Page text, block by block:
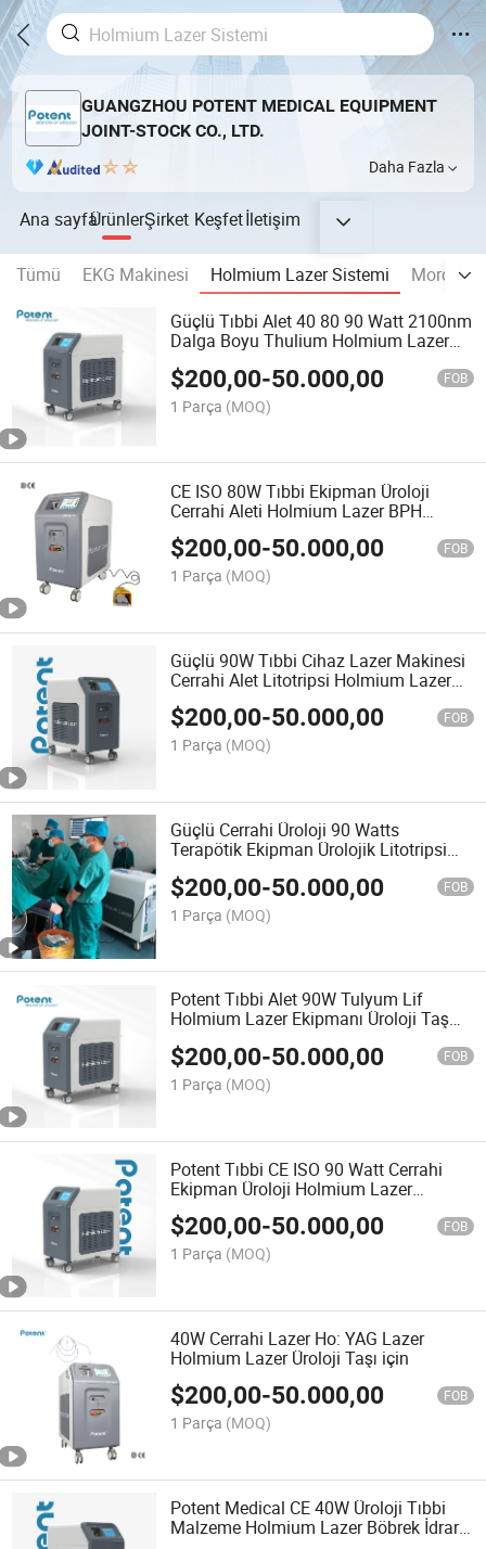
GUANGZHOU POTENT MEDICAL EQUIPMENT
JOINT-STOCK CO., LTD.
Daha Fazla
Ana sayfaÜrünlerŞirket Keşfetİletişim
Tümü EKG Makinesi Holmium Lazer Sistemi
Güçlü Tıbbi Alet 40 80 90 Watt 2100nm
Dalga Boyu Thulium Holmium Lazer
Tedavisi için
$200,00-50.000,00 FOB
1 Parça (MOQ)
CE ISO 80W Tıbbi Ekipman Üroloji
Cerrahi Aleti Holmium Lazer BPH
Prostat Üroloji Mesane Taşları için
$200,00-50.000,00 FOB
1 Parça (MOQ)
Güçlü 90W Tıbbi Cihaz Lazer Makinesi
Cerrahi Alet Litotripsi Holmium Lazer
Holep Üroloji Taşı
$200,00-50.000,00 FOB
1 Parça (MOQ)
Güçlü Cerrahi Üroloji 90 Watts
Terapötik Ekipman Ürolojik Litotripsi
Ekipman
$200,00-50.000,00 FOB
1 Parça (MOQ)
Potent Tıbbi Alet 90W Tulyum Lif
Holmium Lazer Ekipmanı Üroloji Taş
Tedavisi ve BPH Kesim Prostatı için
$200,00-50.000,00 FOB
1 Parça (MOQ)
Potent Tıbbi CE ISO 90 Watt Cerrahi
Ekipman Üroloji Holmium Lazer
Litotripsi Tümör Resepsiyonu Holep
Bph
$200,00-50.000,00 FOB
1 Parça (MOQ)
40W Cerrahi Lazer Ho: YAG Lazer
Holmium Lazer Üroloji Taşı için
$200,00-50.000,00 FOB
1 Parça (MOQ)
Potent Medical CE 40W Üroloji Tıbbi
Malzeme Holmium Lazer Böbrek İdrar